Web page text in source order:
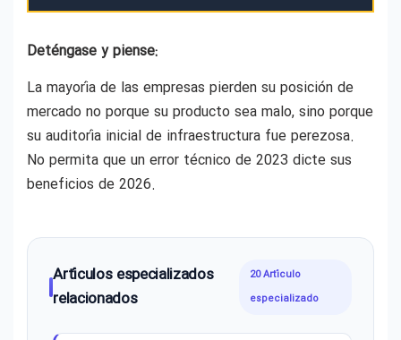
Deténgase y piense:
La mayoría de las empresas pierden su posición de
mercado no porque su producto sea malo, sino porque
su auditoría inicial de infraestructura fue perezosa.
No permita que un error técnico de 2023 dicte sus
beneficios de 2026.
Artículos especializados
relacionados
20 Artículo
especializado